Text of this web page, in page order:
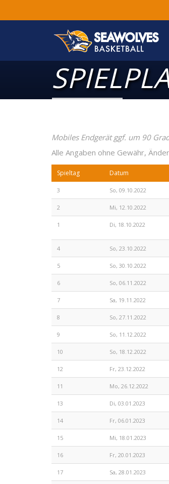
Mobiles Endgerät ggf. um 90
Alle Angaben ohne Gewähr,
Spieltag Datum
3 So, 09.10.2022
2 Mi, 12.10.2022
1 Di, 18.10.2022
4 So, 23.10.2022
5 So, 30.10.2022
6 So, 06.11.2022
7 Sa, 19.11.2022
8 So, 27.11.2022
9 So, 11.12.2022
10 So, 18.12.2022
12 Fr, 23.12.2022
11 Mo, 26.12.2022
13 Di, 03.01.2023
14 Fr, 06.01.2023
15 Mi, 18.01.2023
16 Fr, 20.01.2023
17 Sa, 28.01.2023